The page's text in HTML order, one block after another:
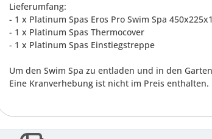
Lieferumfang:
- 1 x Platinum Spas Eros Pro Swim Spa
- 1 x Platinum Spas Thermocover
- 1 x Platinum Spas Einstiegstreppe
Um den Swim Spa zu entladen und in den
Eine Kranverhebung ist nicht im Preis